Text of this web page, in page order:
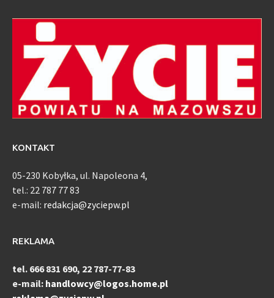
KONTAKT
05-230 Kobyłka, ul. Napoleona 4,
tel.: 22 787 77 83
e-mail: redakcja@zyciepw.pl
REKLAMA
tel. 666 831 690, 22 787-77-83
e-mail: handlowcy@logos.home.pl